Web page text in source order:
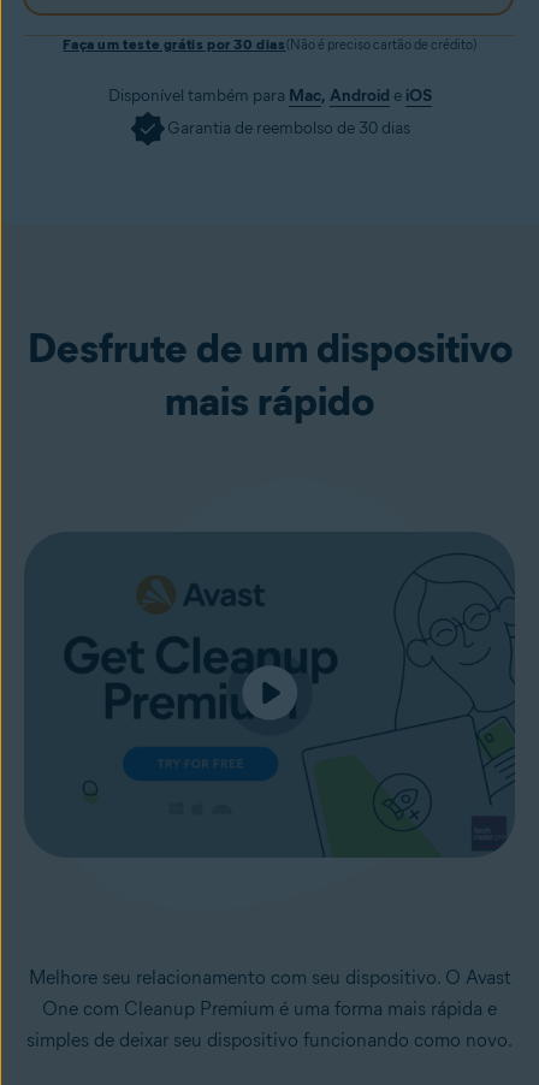
Faça um teste grátis por 30 dias(Não é preciso cartão de crédito)
Disponível também para Mac, Android e iOS
Garantia de reembolso de 30 dias
Desfrute de um dispositivo
mais rápido
Melhore seu relacionamento com seu dispositivo. O Avast
One com Cleanup Premium é uma forma mais rápida e
simples de deixar seu dispositivo funcionando como novo.